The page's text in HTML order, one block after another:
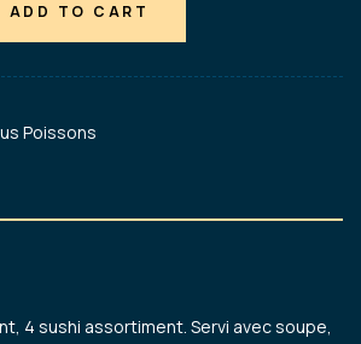
ADD TO CART
Poissons
4 sushi assortiment. Servi avec soupe,